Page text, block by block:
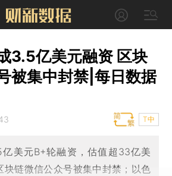
3.5亿美元融资 区块
被集中封禁|每日数据
T中
美元B+轮融资，估值超33亿美
块链微信公众号被集中封禁；以色